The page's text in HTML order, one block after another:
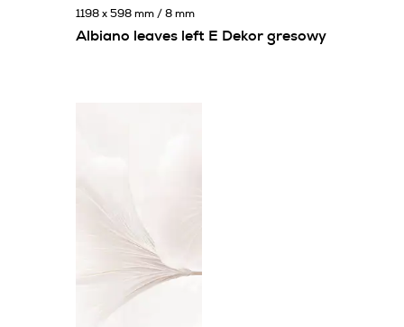
Albiano leaves left E Dekor gresowy
1198 x 598 mm / 8 mm